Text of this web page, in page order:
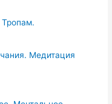
Медитация